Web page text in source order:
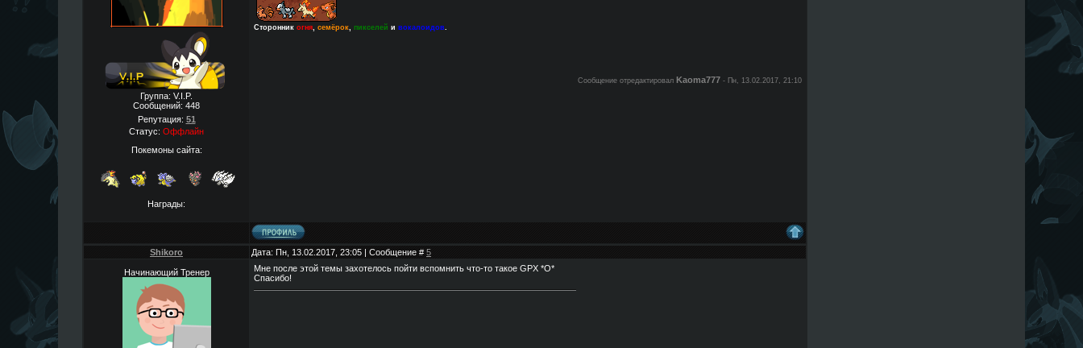
Группа: V.I.P.
Сообщений: 448
Репутация: 51
Статус: Оффлайн
Покемоны сайта:
Награды:
Сторонник огня, семёрок, пикселей и вокалоидов.
Сообщение отредактировал Kaoma777 - Пн, 13.02.2017, 21:10
Shikoro Дата: Пн, 13.02.2017, 23:05 | Сообщение # 5
Начинающий Тренер
Мне после этой темы захотелось пойти вспомнить что-то такое GPX *О*
Спасибо!